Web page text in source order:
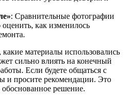
: Сравнительные фотографии
как изменилось
какие материалы использовались
сильно влиять на конечный
Если будете общаться с
и просите рекомендации. Это
решение.